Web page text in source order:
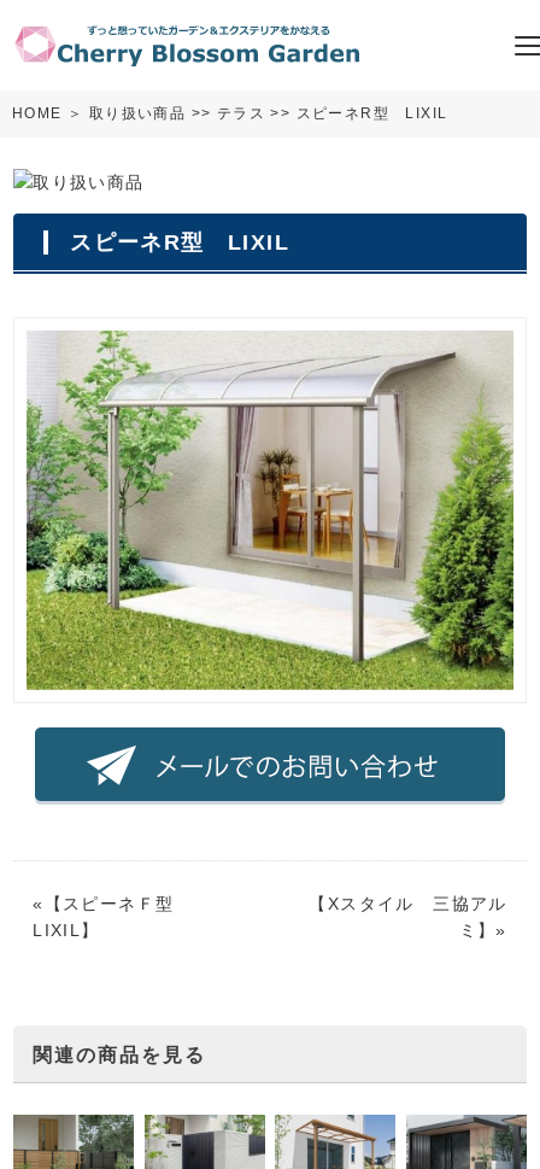
HOME ＞ 取り扱い商品 >> テラス >> スピーネR型 LIXIL
スピーネR型 LIXIL
«【 スピーネＦ型
LIXIL】
【 Xスタイル 三協アル
ミ 】»
関連の商品を見る